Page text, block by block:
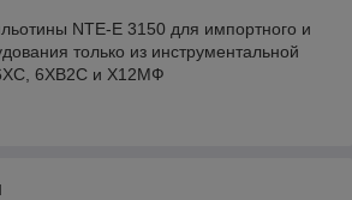
NTE-E 3150 для импортного и
только из инструментальной
6ХВ2С и Х12МФ